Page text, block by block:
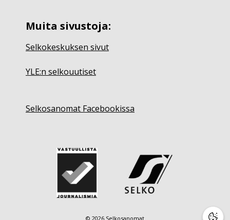
Muita sivustoja:
Selkokeskuksen sivut
YLE:n selkouutiset
Selkosanomat Facebookissa
© 2026 Selkosanomat